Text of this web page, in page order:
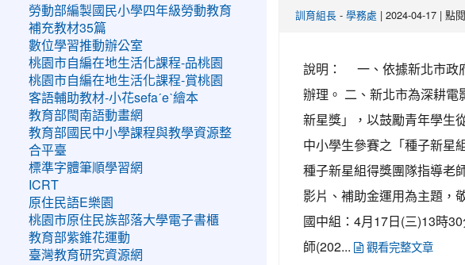
訓育組長 - 學務處 | 2024-04-17 | 點
說明： 一、依據新北市政
辦理。 二、新北市為深耕
新星獎」，以鼓勵青年學生
中小學生參賽之「種子新星
種子新星組得獎團隊指導老
影片、補助金運用為主題，
國中組：4月17日(三)13時
師(202...
觀看完整文章
勞動部編製國民小學四年級勞動教育
補充教材35篇
數位學習推動辦公室
桃園市自編在地生活化課程-品桃園
桃園市自編在地生活化課程-賞桃園
客語輔助教材-小花sefaˊeˋ繪本
教育部閩南語動畫網
教育部國民中小學課程與教學資源整
合平臺
標準字體筆順學習網
ICRT
原住民語E樂園
桃園市原住民族部落大學電子書櫃
教育部紫錐花運動
臺灣教育研究資源網